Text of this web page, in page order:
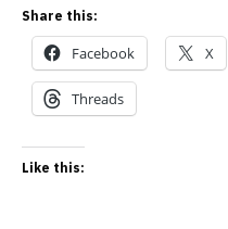
Share this:
Facebook X
Threads
Like this: